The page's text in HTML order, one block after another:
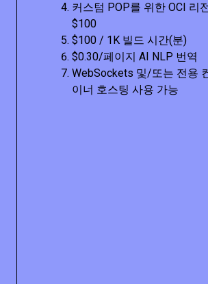
커스텀 POP를 위한 OCI 리
$100
$100 / 1K 빌드 시간(분)
$0.30/페이지 AI NLP 번역
WebSockets 및/또는 전용
이너 호스팅 사용 가능